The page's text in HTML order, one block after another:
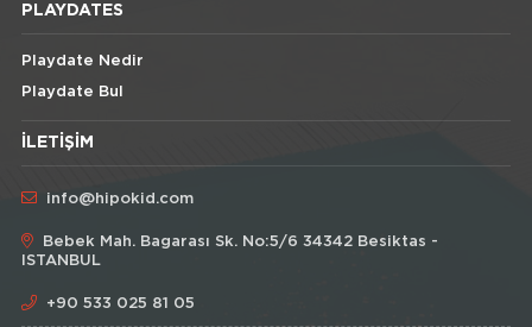
PLAYDATES
Playdate Nedir
Playdate Bul
İLETIŞIM
info@hipokid.com
Bebek Mah. Bagarası Sk. No:5/6 34342 Besiktas -
ISTANBUL
+90 533 025 81 05